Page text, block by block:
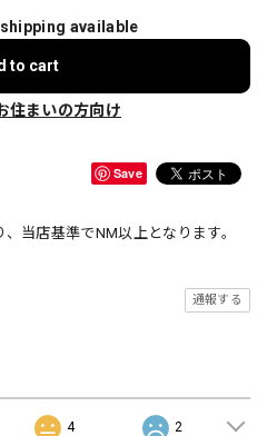
available
to cart
住まいの方向け
Save
当店基準でNM以上となります。
通報する
4 2